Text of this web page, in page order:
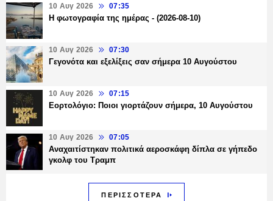
10 Αυγ 2026 07:35
Η φωτογραφία της ημέρας - (2026-08-10)
10 Αυγ 2026 07:30
Γεγονότα και εξελίξεις σαν σήμερα 10 Αυγούστου
10 Αυγ 2026 07:15
Εορτολόγιο: Ποιοι γιορτάζουν σήμερα, 10 Αυγούστου
10 Αυγ 2026 07:05
Αναχαιτίστηκαν πολιτικά αεροσκάφη δίπλα σε γήπεδο
γκολφ του Τραμπ
ΠΕΡΙΣΣΟΤΕΡΑ